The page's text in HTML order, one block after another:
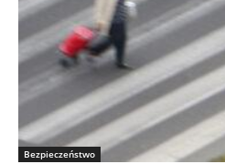
Bezpieczeństwo